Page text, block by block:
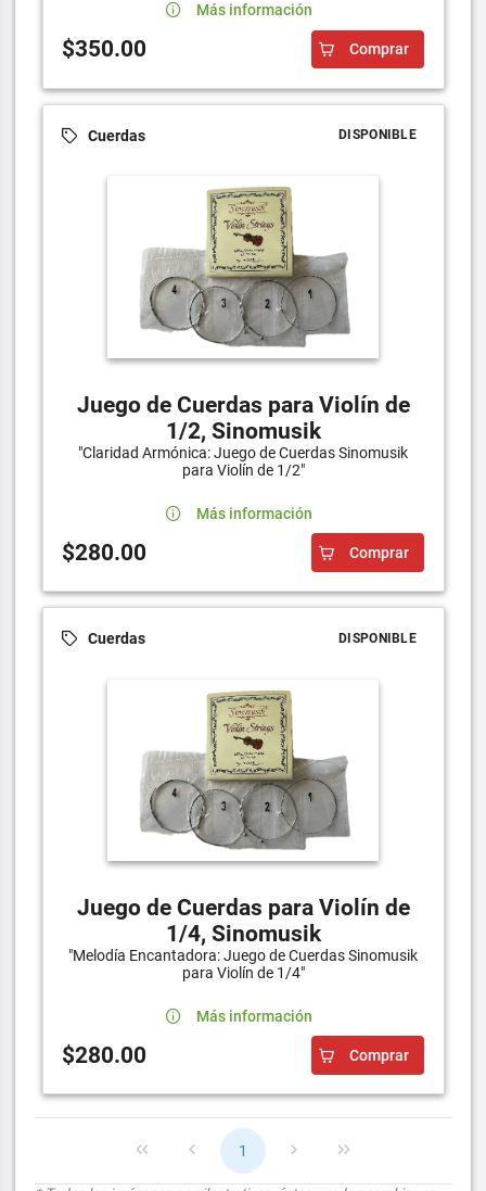
Más información
$350.00 Comprar
Cuerdas DISPONIBLE
Juego de Cuerdas para Violín de
1/2, Sinomusik
"Claridad Armónica: Juego de Cuerdas Sinomusik
para Violín de 1/2"
Más información
$280.00 Comprar
Cuerdas DISPONIBLE
Juego de Cuerdas para Violín de
1/4, Sinomusik
"Melodía Encantadora: Juego de Cuerdas Sinomusik
para Violín de 1/4"
Más información
$280.00 Comprar
1